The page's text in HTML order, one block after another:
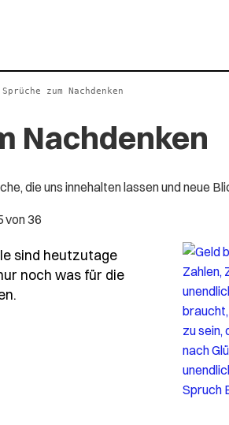
Sprüche zum Nachdenken
Nachdenken
die uns innehalten lassen und neue
von 36
sind heutzutage
noch was für die
- Spruch gefuehle-sind-